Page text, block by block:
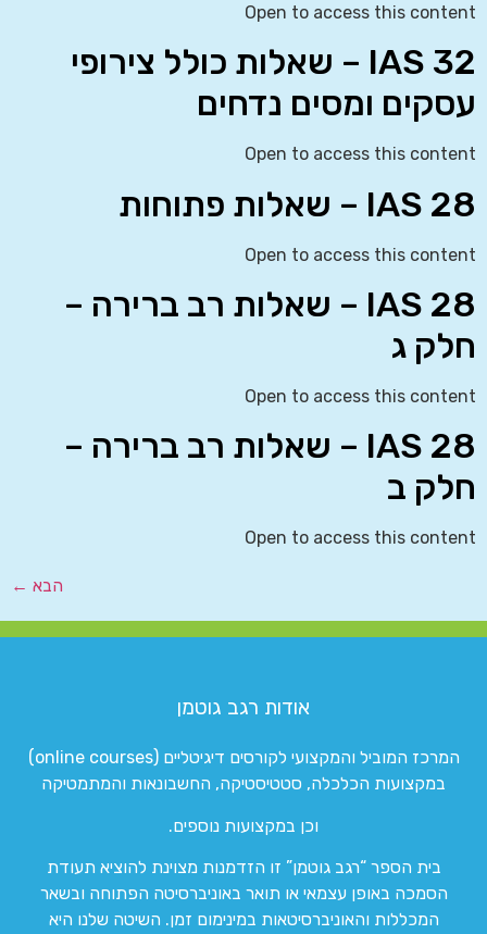
Open to access this content
IAS 32 – שאלות כולל צירופי
עסקים ומסים נדחים
Open to access this content
IAS 28 – שאלות פתוחות
Open to access this content
IAS 28 – שאלות רב ברירה –
חלק ג
Open to access this content
IAS 28 – שאלות רב ברירה –
חלק ב
Open to access this content
הבא ←
אודות רגב גוטמן
המרכז המוביל והמקצועי לקורסים דיגיטליים (online courses)
במקצועות הכלכלה, סטטיסטיקה, החשבונאות והמתמטיקה
וכן במקצועות נוספים.
בית הספר “רגב גוטמן” זו הזדמנות מצוינת להוציא תעודת
הסמכה באופן עצמאי או תואר באוניברסיטה הפתוחה ובשאר
המכללות והאוניברסיטאות במינימום זמן. השיטה שלנו היא